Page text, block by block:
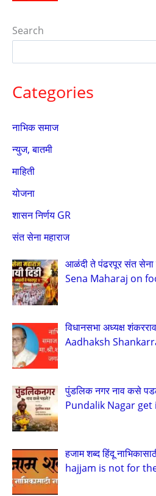
Search
Categories
नाभिक समाज
न्युज, बातमी
माहिती
योजना
शासन निर्णय GR
संत सेना महाराज
आळंदी ते पंढरपूर संत सेना
Sena Maharaj on
विधानसभा अध्यक्ष
Aadhaksh
पुंडलिक नगर नाव कसे
Pundalik Nagar get
हजाम शब्द हिंदू
hajjam is not for